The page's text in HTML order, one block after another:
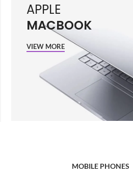
APPLE
MACBOOK
VIEW MORE
MOBILE PHONES